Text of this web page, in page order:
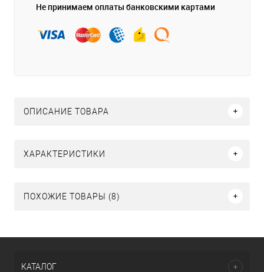
Не принимаем оплаты банковскими картами
ОПИСАНИЕ ТОВАРА
ХАРАКТЕРИСТИКИ
ПОХОЖИЕ ТОВАРЫ (8)
КАТАЛОГ